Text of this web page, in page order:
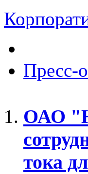
Пресс-
ОАО
тока